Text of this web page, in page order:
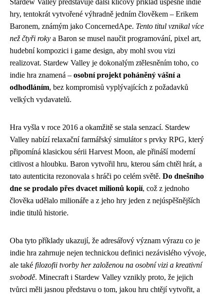
Stardew Valley představuje další klíčový příklad úspěšné indie
hry, tentokrát vytvořené výhradně jedním člověkem – Erikem
Baronem, známým jako ConcernedApe. Tento titul vznikal více
než čtyři roky a Baron se musel naučit programování, pixel art,
hudební kompozici i game design, aby mohl svou vizi
realizovat. Stardew Valley je dokonalým ztělesněním toho, co
indie hra znamená – osobní projekt poháněný vášní a
odhodláním, bez kompromisů vyplývajících z požadavků
velkých vydavatelů.
Hra vyšla v roce 2016 a okamžitě se stala senzací. Stardew
Valley nabízí relaxační farmářský simulátor s prvky RPG, který
připomíná klasickou sérii Harvest Moon, ale přináší moderní
citlivost a hloubku. Baron vytvořil hru, kterou sám chtěl hrát, a
tato autenticita rezonovala s hráči po celém světě. Do dnešního
dne se prodalo přes dvacet milionů kopií, což z jednoho
člověka udělalo milionáře a z jeho hry jeden z nejúspěšnějších
indie titulů historie.
Oba tyto příklady ukazují, že adresářový význam výrazu co je
indie hra zahrnuje nejen technickou definici nezávislého vývoje,
ale také filozofii tvorby her založenou na osobní vizi a kreativní
svobodě. Minecraft i Stardew Valley vznikly proto, že jejich
tvůrci měli jasnou představu o tom, jakou hru chtějí vytvořit, a